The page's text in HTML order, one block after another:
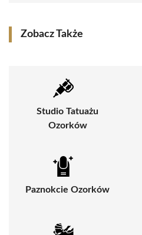
Zobacz Także
Studio Tatuażu
Ozorków
Paznokcie Ozorków